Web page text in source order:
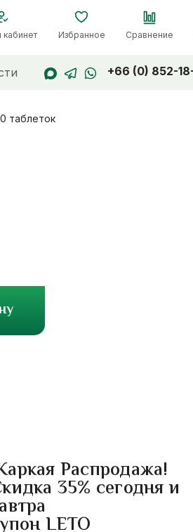
Избранное Сравнение
+66 (0) 852-
таблеток
Распродажа!
35% сегодня и
LETO